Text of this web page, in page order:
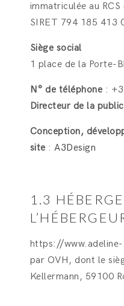
immatriculée au
SIRET 794 185 413
Siège social
1 place de la Porte-
N° de téléphone :
Directeur de la
Conception,
site :A3Design
1.3
https://
par OVH, dont le
Kellermann, 59100